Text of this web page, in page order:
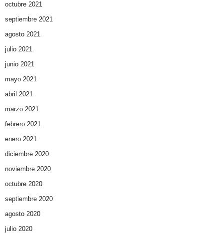
octubre 2021
septiembre 2021
agosto 2021
julio 2021
junio 2021
mayo 2021
abril 2021
marzo 2021
febrero 2021
enero 2021
diciembre 2020
noviembre 2020
octubre 2020
septiembre 2020
agosto 2020
julio 2020